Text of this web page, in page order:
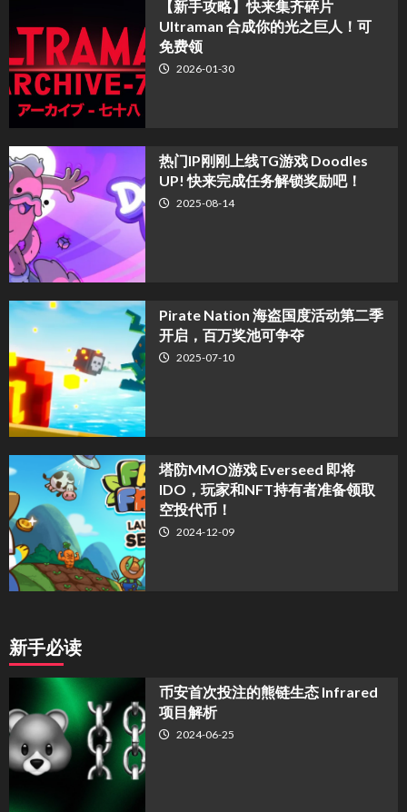
【新手攻略】快来集齐碎片
Ultraman 合成你的光之巨人！可
免费领
2026-01-30
热门IP刚刚上线TG游戏 Doodles
UP! 快来完成任务解锁奖励吧！
2025-08-14
Pirate Nation 海盗国度活动第二季
开启，百万奖池可争夺
2025-07-10
塔防MMO游戏 Everseed 即将
IDO，玩家和NFT持有者准备领取
空投代币！
2024-12-09
新手必读
币安首次投注的熊链生态 Infrared
项目解析
2024-06-25